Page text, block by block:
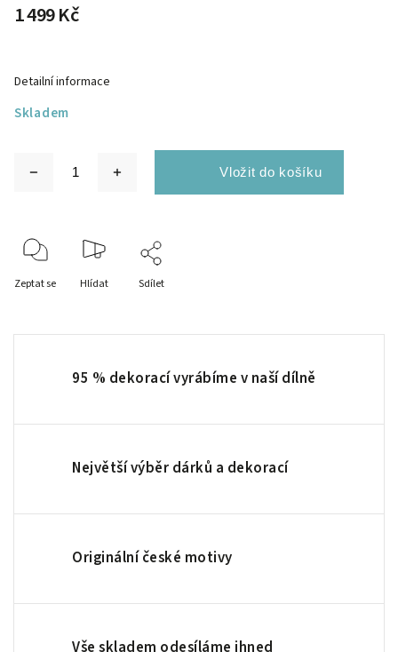
1 499 Kč
Skladem
Detailní informace
Zeptat se Hlídat Sdílet
95 % dekorací vyrábíme v naší dílně
Největší výběr dárků a dekorací
Originální české motivy
Vše skladem odesíláme ihned